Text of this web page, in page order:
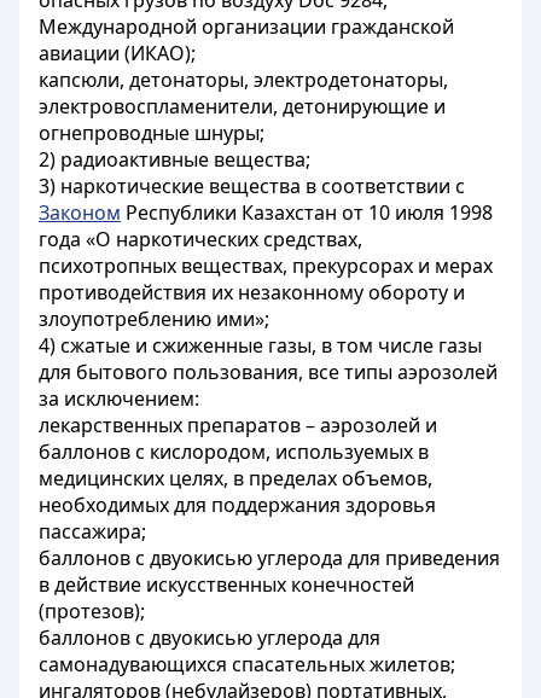
Международной организации гражданской
авиации (ИКАО);
капсюли, детонаторы, электродетонаторы,
электровоспламенители, детонирующие и
огнепроводные шнуры;
2) радиоактивные вещества;
3) наркотические вещества в соответствии с
Законом Республики Казахстан от 10 июля 1998
года «О наркотических средствах,
психотропных веществах, прекурсорах и мерах
противодействия их незаконному обороту и
злоупотреблению ими»;
4) сжатые и сжиженные газы, в том числе газы
для бытового пользования, все типы аэрозолей
за исключением:
лекарственных препаратов – аэрозолей и
баллонов с кислородом, используемых в
медицинских целях, в пределах объемов,
необходимых для поддержания здоровья
пассажира;
баллонов с двуокисью углерода для приведения
в действие искусственных конечностей
(протезов);
баллонов с двуокисью углерода для
самонадувающихся спасательных жилетов;
ингаляторов (небулайзеров) портативных,